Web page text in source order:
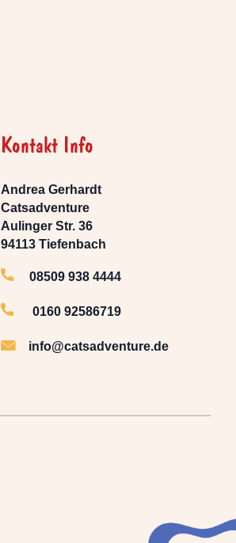
Kontakt Info
Andrea Gerhardt
Catsadventure
Aulinger Str. 36
94113 Tiefenbach
08509 938 4444
0160 92586719
info@catsadventure.de